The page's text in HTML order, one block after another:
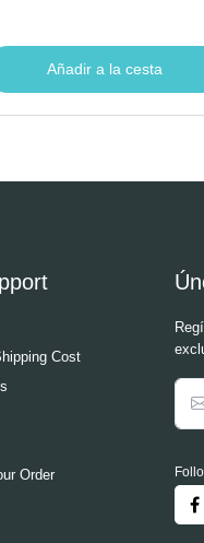
Añadir a la cesta
Cost
Order